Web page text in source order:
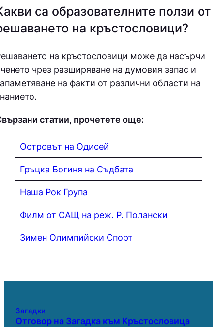
са образователните ползи от
на кръстословици?
на кръстословици може да насърчи
чрез разширяване на думовия запас и
на факти от различни области на
статии, прочетете още:
Островът на Одисей
Гръцка Богиня на Съдбата
Наша Рок Група
Филм от САЩ на реж. Р. Полански
Зимен Олимпийски Спорт
Загадки
Отговор на Загадка към Кръстословица